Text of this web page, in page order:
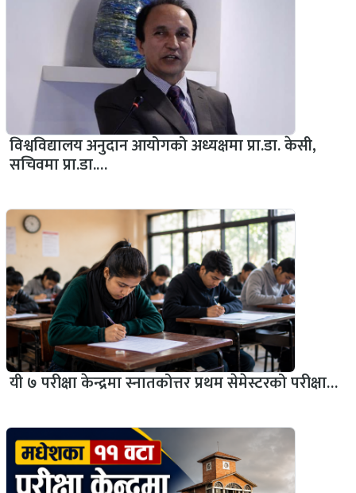
विश्वविद्यालय अनुदान आयोगको अध्यक्षमा प्रा.डा. केसी,
सचिवमा प्रा.डा.…
यी ७ परीक्षा केन्द्रमा स्नातकोत्तर प्रथम सेमेस्टरको परीक्षा…